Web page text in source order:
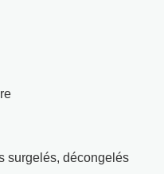
surgelés, décongelés